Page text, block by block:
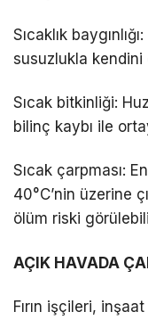
Sıcaklık
susuzlukla kendini
Sıcak bitkinliği:
bilinç kaybı ile
Sıcak çarpması:
40°C’nin üzerine
ölüm riski
AÇIK HAVADA
Fırın işçileri,